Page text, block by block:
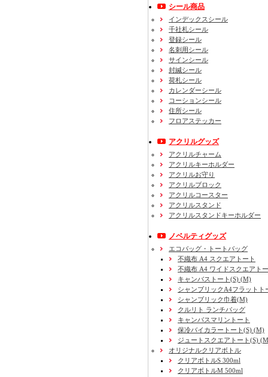
シール商品
インデックスシール
千社札シール
登録シール
名刺用シール
サインシール
封緘シール
荷札シール
カレンダーシール
コーションシール
住所シール
フロアステッカー
アクリルグッズ
アクリルチャーム
アクリルキーホルダー
アクリルお守り
アクリルブロック
アクリルコースター
アクリルスタンド
アクリルスタンドキーホルダー
ノベルティグッズ
エコバッグ・トートバッグ
不織布 A4 スクエアトート
不織布 A4 ワイドスクエアト
キャンバストート(S) (M)
シャンブリックA4フラットト
シャンブリック巾着(M)
クルリト ランチバッグ
キャンバスマリントート
保冷バイカラートート(S) (M)
ジュートスクエアトート(S)
オリジナルクリアボトル
クリアボトルS 300ml
クリアボトルM 500ml